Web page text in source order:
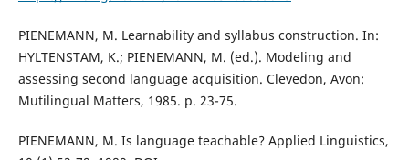
PIENEMANN, M. Learnability and syllabus construction. In:
HYLTENSTAM, K.; PIENEMANN, M. (ed.). Modeling and
assessing second language acquisition. Clevedon, Avon:
Mutilingual Matters, 1985. p. 23-75.
PIENEMANN, M. Is language teachable? Applied Linguistics,